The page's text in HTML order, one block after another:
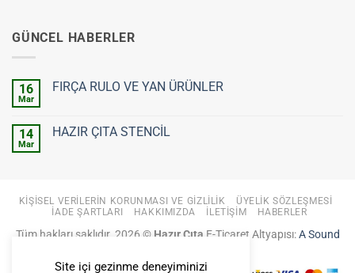
GÜNCEL HABERLER
16
Mar
FIRÇA RULO VE YAN ÜRÜNLER
RULO
14
Mar
HAZIR ÇITA STENCİL
KIŞISEL VERILERIN KORUNMASI VE GIZLILIK
ÜYELIK SÖZLEŞMESI
İADE ŞARTLARI
HAKKIMIZDA İLETIŞIM HABERLER
Tüm hakları saklıdır. 2026 ©Hazır Çıta E-Ticaret Altyapısı:A Sound
Site içi gezinme deneyiminizi